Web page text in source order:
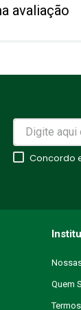
o produto
★★★
nome
uma
avaliação
Concordo
Quem